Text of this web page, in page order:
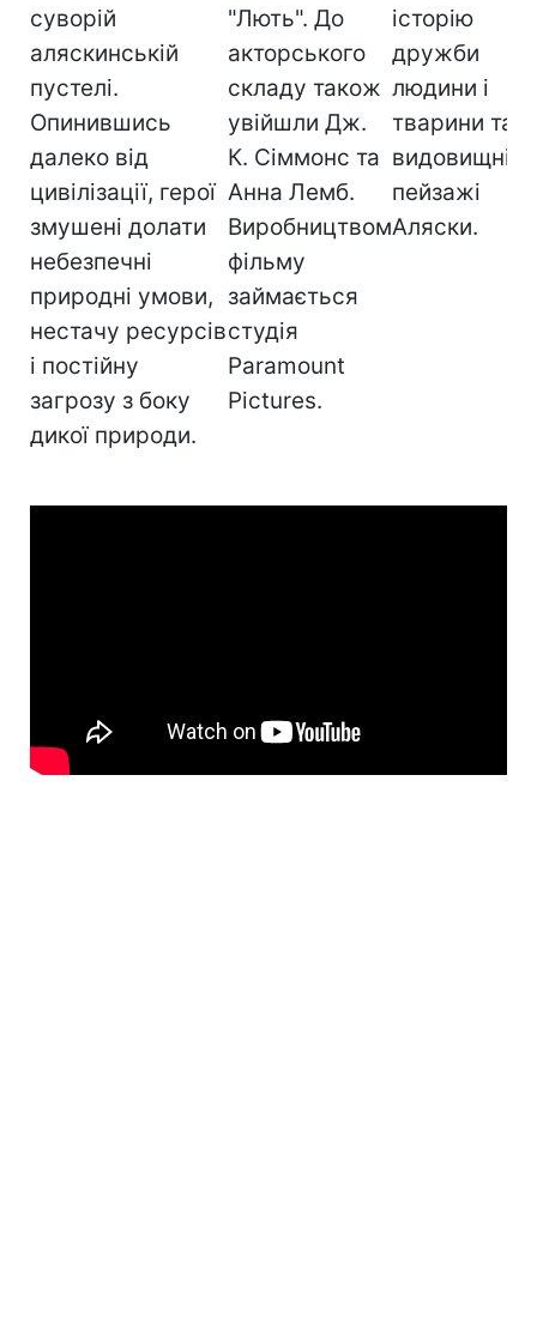
суворій
аляскинській
пустелі.
Опинившись
далеко від
цивілізації, герої
змушені долати
небезпечні
природні умови,
нестачу ресурсів
і постійну
загрозу з боку
дикої природи.
"Лють". До
акторського
складу також
увійшли Дж.
К. Сіммонс та
Анна Лемб.
Виробництвом
фільму
займається
студія
Paramount
Pictures.
історію
дружби
людини і
тварини та
видовищні
пейзажі
Аляски.